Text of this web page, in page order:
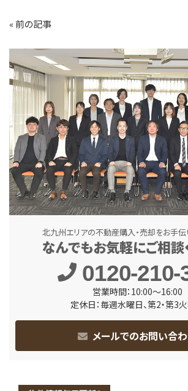
«前の記事
北九州エリアの不動産購入・売却をお手伝
なんでもお気軽にご相談
0120-210-
営業時間：10:00～16:00
定休日：毎週水曜日、第2・第3
メールでのお問い合